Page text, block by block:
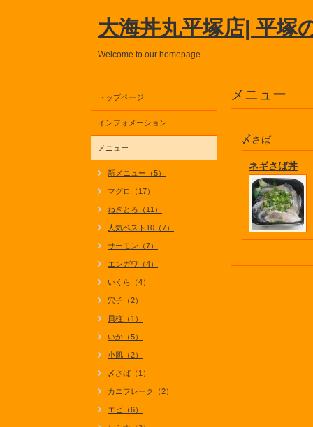
大海丼丸平塚店| 平塚
Welcome to our homepage
メニュー
〆さば
ネギさば丼
トップページ
インフォメーション
メニュー
新メニュー（5）
マグロ（17）
ねぎとろ（11）
人気ベスト10（7）
サーモン（7）
エンガワ（4）
いくら（4）
穴子（2）
貝柱（1）
いか（5）
小肌（2）
〆さば（1）
カニフレーク（2）
エビ（6）